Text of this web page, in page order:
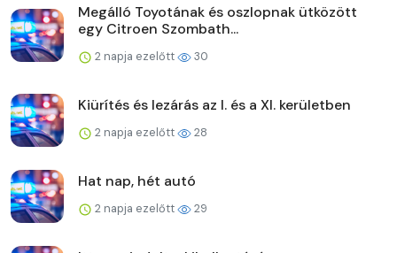
Megálló Toyotának és oszlopnak ütközött
egy Citroen Szombath...
2 napja ezelőtt 30
Kiürítés és lezárás az I. és a XI. kerületben
2 napja ezelőtt 28
Hat nap, hét autó
2 napja ezelőtt 29